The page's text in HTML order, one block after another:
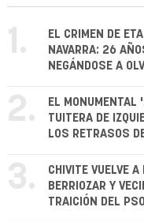
1.
EL CRIMEN DE
NAVARRA: 26
NEGÁNDOSE A
2.
EL MONUMENTAL
TUITERA DE
LOS RETRASOS
3.
CHIVITE VUELVE
BERRIOZAR Y
TRAICIÓN DEL